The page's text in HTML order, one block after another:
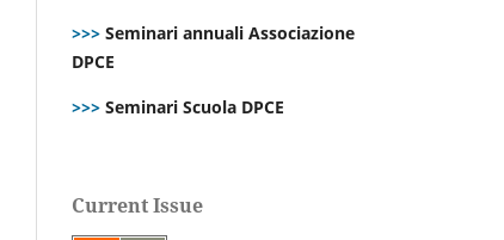
>>> Seminari annuali Associazione
DPCE
>>> Seminari Scuola DPCE
Current Issue